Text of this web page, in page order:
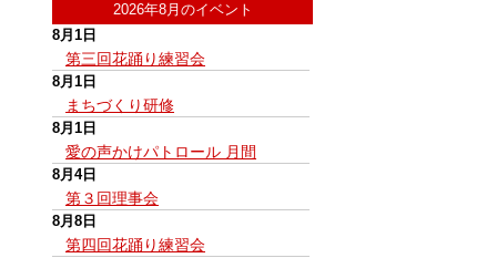
2026年8月のイベント
8月1日
第三回花踊り練習会
8月1日
まちづくり研修
8月1日
愛の声かけパトロール 月間
8月4日
第３回理事会
8月8日
第四回花踊り練習会